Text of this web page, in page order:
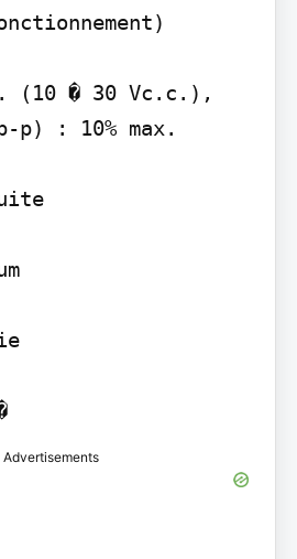
(10 � 30 Vc.c.),
p) : 10% max.
Advertisements